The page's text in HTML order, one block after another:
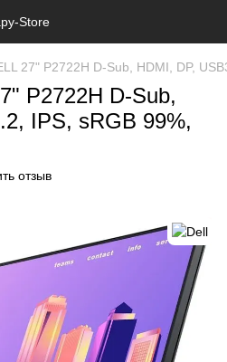
27" P2722H D-Sub, HDMI, DP,
P2722H D-Sub,
IPS, sRGB 99%,
отзыв